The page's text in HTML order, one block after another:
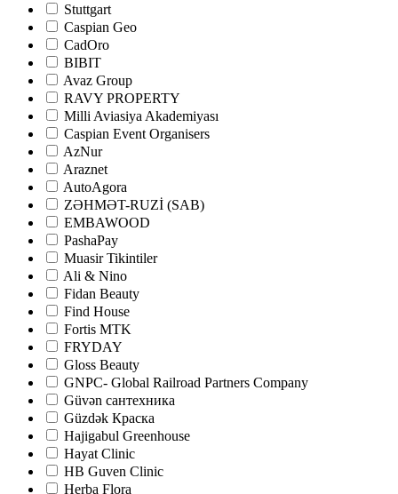
Stuttgart
Caspian Geo
CadOro
BIBIT
Avaz Group
RAVY PROPERTY
Milli Aviasiya Akademiyası
Caspian Event Organisers
AzNur
Araznet
AutoAgora
ZƏHMƏT-RUZİ (SAB)
EMBAWOOD
PashaPay
Muasir Tikintiler
Ali & Nino
Fidan Beauty
Find House
Fortis MTK
FRYDAY
Gloss Beauty
GNPC- Global Railroad Partners Company
Güvən сантехника
Güzdək Краска
Hajigabul Greenhouse
Hayat Clinic
HB Guven Clinic
Herba Flora